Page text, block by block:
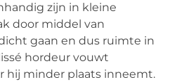
zijn in kleine
door middel van
gaan en dus ruimte in
hordeur vouwt
hij minder plaats inneemt.